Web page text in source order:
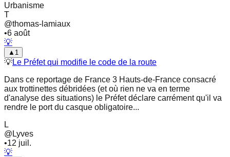
Urbanisme
T
@thomas-lamiaux
•6 août
💡
▲ 1
💡Le Préfet qui modifie le code de la route
Dans ce reportage de France 3 Hauts-de-France consacré
aux trottinettes débridées (et où rien ne va en terme
d'analyse des situations) le Préfet déclare carrément qu'il va
rendre le port du casque obligatoire...
L
@ Lyves
•12 juil.
💡